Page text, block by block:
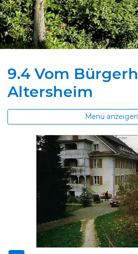
9.4 Vom
Altersheim
Menü anzeigen
Zugehörige Objekte